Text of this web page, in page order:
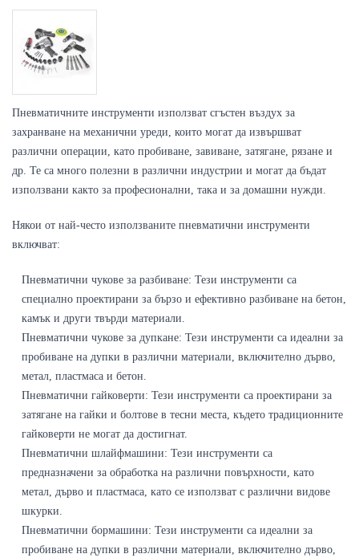
Пневматичните инструменти използват сгъстен въздух за
захранване на механични уреди, които могат да извършват
различни операции, като пробиване, завиване, затягане, рязане и
др. Те са много полезни в различни индустрии и могат да бъдат
използвани както за професионални, така и за домашни нужди.
Някои от най-често използваните пневматични инструменти
включват:
Пневматични чукове за разбиване: Тези инструменти са
специално проектирани за бързо и ефективно разбиване на бетон,
камък и други твърди материали.
Пневматични чукове за дупкане: Тези инструменти са идеални за
пробиване на дупки в различни материали, включително дърво,
метал, пластмаса и бетон.
Пневматични гайковерти: Тези инструменти са проектирани за
затягане на гайки и болтове в тесни места, където традиционните
гайковерти не могат да достигнат.
Пневматични шлайфмашини: Тези инструменти са
предназначени за обработка на различни повърхности, като
метал, дърво и пластмаса, като се използват с различни видове
шкурки.
Пневматични бормашини: Тези инструменти са идеални за
пробиване на дупки в различни материали, включително дърво,